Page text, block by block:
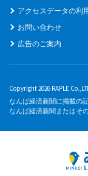
アクセスデータの利
お問い合わせ
広告のご案内
Copyright 2026 RAPLE
なんば経済新聞に掲載の
なんば経済新聞またはそ